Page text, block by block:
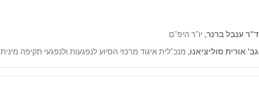
ד"ר ענבל ברנר, יו"ר היפ"ם
גב' אורית סוליציאנו, מנכ"לית איגוד מרכזי הסיוע לנפגעות ולנפגעי תקיפה מינית